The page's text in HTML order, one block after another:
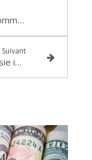
Jugement du Tribunal de commerce de LYON retenant le caractère disproportionné du cautionnement
Suivant
Annulation d’une procédure de saisie immobilière en raison du caractère irrégulier du mode de signification des actes de procédure